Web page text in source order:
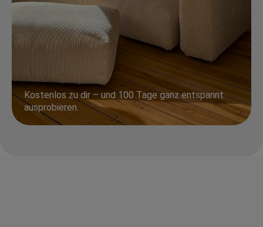
Kostenlos zu dir – und 100 Tage ganz entspannt
ausprobieren.